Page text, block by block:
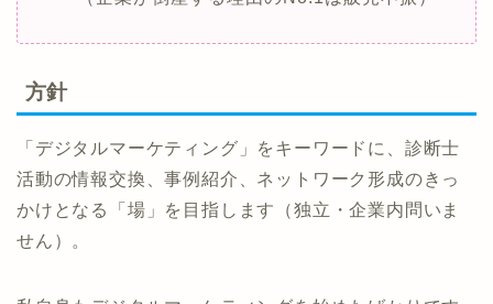
方針
「デジタルマーケティング」をキーワードに、診断士
活動の情報交換、事例紹介、ネットワーク形成のきっ
かけとなる「場」を目指します（独立・企業内問いま
せん）。